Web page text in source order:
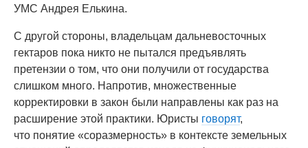
УМС Андрея Елькина.
С другой стороны, владельцам дальневосточных
гектаров пока никто не пытался предъявлять
претензии о том, что они получили от государства
слишком много. Напротив, множественные
корректировки в закон были направлены как раз на
расширение этой практики. Юристы говорят,
что понятие «соразмерность» в контексте земельных